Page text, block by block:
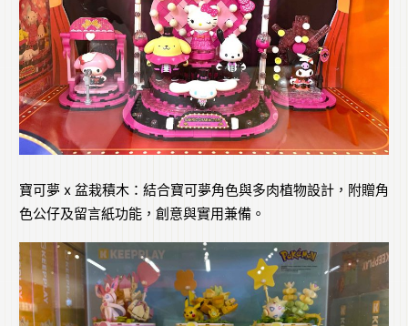
寶可夢 x 盆栽積木：結合寶可夢角色與多肉植物設計，附贈角
色公仔及留言紙功能，創意與實用兼備。